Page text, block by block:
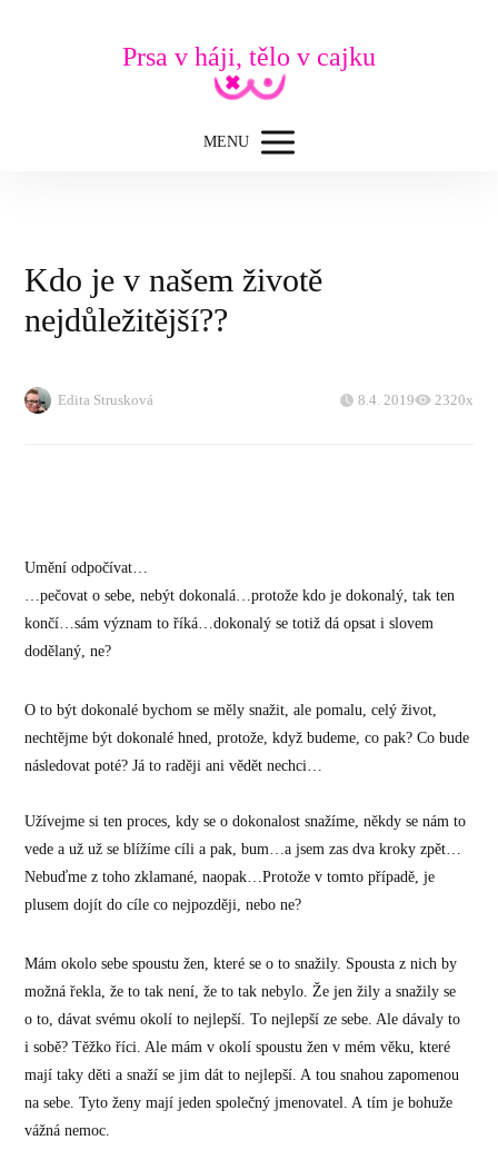
Prsa v háji, tělo v cajku
MENU
Kdo je v našem životě
nejdůležitější??
Edita Strusková 8.4. 2019 2320x
Umění odpočívat…
…pečovat o sebe, nebýt dokonalá…protože kdo je dokonalý, tak ten
končí…sám význam to říká…dokonalý se totiž dá opsat i slovem
dodělaný, ne?
O to být dokonalé bychom se měly snažit, ale pomalu, celý život,
nechtějme být dokonalé hned, protože, když budeme, co pak? Co bude
následovat poté? Já to raději ani vědět nechci…
Užívejme si ten proces, kdy se o dokonalost snažíme, někdy se nám to
vede a už už se blížíme cíli a pak, bum…a jsem zas dva kroky zpět…
Nebuďme z toho zklamané, naopak…Protože v tomto případě, je
plusem dojít do cíle co nejpozději, nebo ne?
Mám okolo sebe spoustu žen, které se o to snažily. Spousta z nich by
možná řekla, že to tak není, že to tak nebylo. Že jen žily a snažily se
o to, dávat svému okolí to nejlepší. To nejlepší ze sebe. Ale dávaly to
i sobě? Těžko říci. Ale mám v okolí spoustu žen v mém věku, které
mají taky děti a snaží se jim dát to nejlepší. A tou snahou zapomenou
na sebe. Tyto ženy mají jeden společný jmenovatel. A tím je bohuže
vážná nemoc.